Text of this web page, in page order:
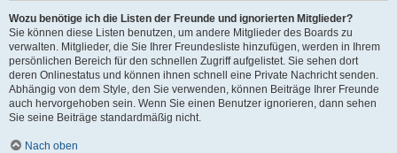
Wozu benötige ich die Listen der Freunde und ignorierten Mitglieder?
Sie können diese Listen benutzen, um andere Mitglieder des Boards zu
verwalten. Mitglieder, die Sie Ihrer Freundesliste hinzufügen, werden in Ihrem
persönlichen Bereich für den schnellen Zugriff aufgelistet. Sie sehen dort
deren Onlinestatus und können ihnen schnell eine Private Nachricht senden.
Abhängig von dem Style, den Sie verwenden, können Beiträge Ihrer Freunde
auch hervorgehoben sein. Wenn Sie einen Benutzer ignorieren, dann sehen
Sie seine Beiträge standardmäßig nicht.
Nach oben